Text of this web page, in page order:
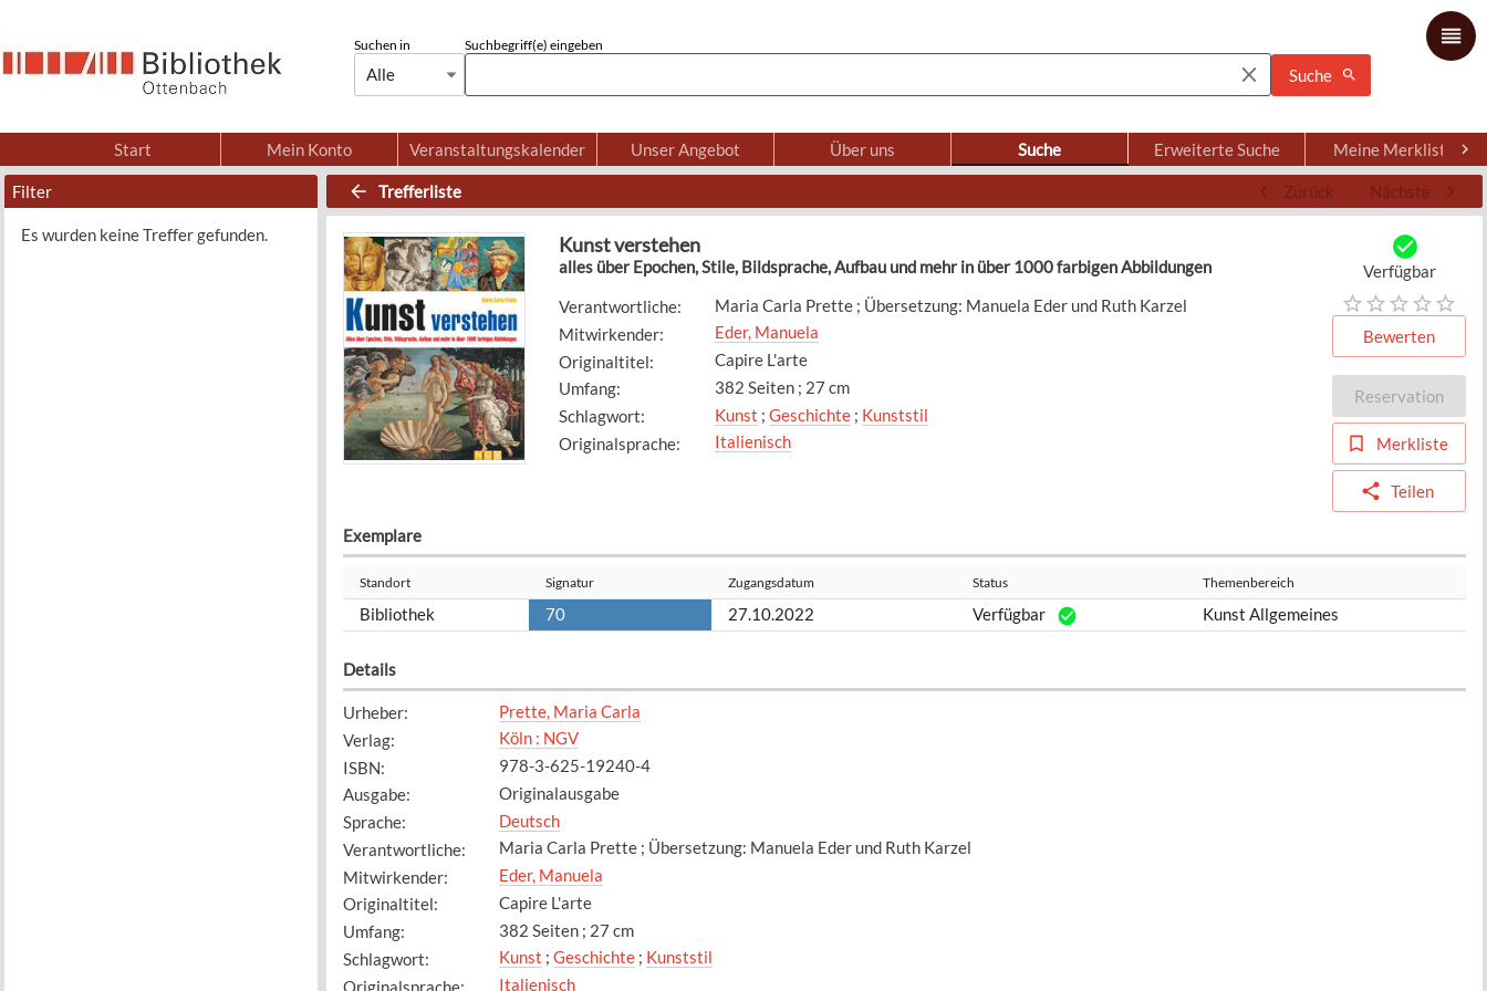
Suchen in
Alle
Suchbegriff(e) eingeben
Suche
Start Mein Konto Veranstaltungskalender Unser Angebot Über uns Suche Erweiterte Suche Meine Merkliste
Filter
Es wurden keine Treffer gefunden.
Trefferliste Zurück Nächste
Kunst verstehen
alles über Epochen, Stile, Bildsprache, Aufbau und mehr in über 1000 farbigen Abbildungen
Verantwortliche:
Maria Carla Prette ; Übersetzung: Manuela Eder und Ruth Karzel
Mitwirkender:
Eder, Manuela
Originaltitel:
Capire L'arte
Umfang:
382 Seiten ; 27 cm
Schlagwort: Kunst ; Geschichte; Kunststil
Originalsprache: Italienisch
Verfügbar
Bewerten
Reservation
Merkliste
Teilen
Exemplare
Standort Signatur Zugangsdatum Status Themenbereich
Bibliothek 70 27.10.2022 Verfügbar Kunst Allgemeines
Details
Urheber:
Prette, Maria Carla
Verlag:
Köln : NGV
ISBN:
978-3-625-19240-4
Ausgabe:
Originalausgabe
Sprache:
Deutsch
Verantwortliche:
Maria Carla Prette ; Übersetzung: Manuela Eder und Ruth Karzel
Mitwirkender:
Eder, Manuela
Originaltitel:
Capire L'arte
Umfang:
382 Seiten ; 27 cm
Schlagwort: Kunst ; Geschichte; Kunststil
Originalsprache: Italienisch